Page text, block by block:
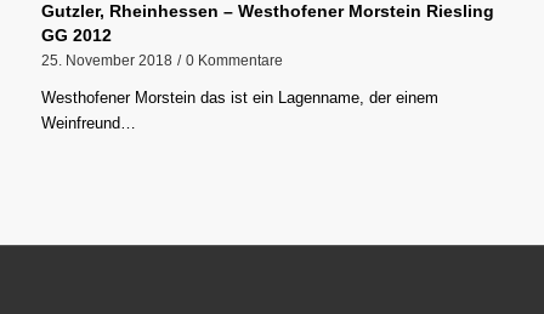
Gutzler, Rheinhessen – Westhofener Morstein Riesling
GG 2012
25. November 2018 / 0 Kommentare
Westhofener Morstein das ist ein Lagenname, der einem
Weinfreund…